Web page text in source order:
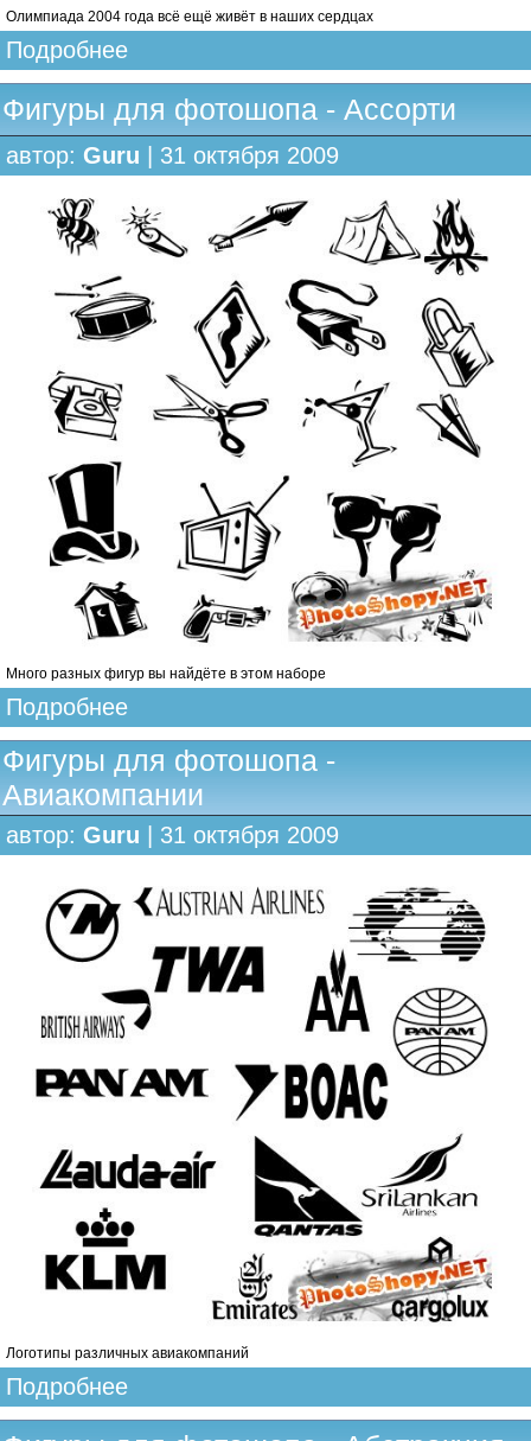
Олимпиада 2004 года всё ещё живёт в наших сердцах
Подробнее
Фигуры для фотошопа - Ассорти
автор: Guru | 31 октября 2009
Много разных фигур вы найдёте в этом наборе
Подробнее
Фигуры для фотошопа -
Авиакомпании
автор: Guru | 31 октября 2009
Логотипы различных авиакомпаний
Подробнее